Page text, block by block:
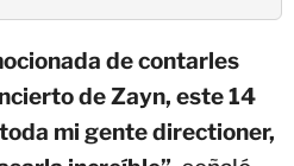
de contarles
de Zayn, este 14
mi gente directioner,